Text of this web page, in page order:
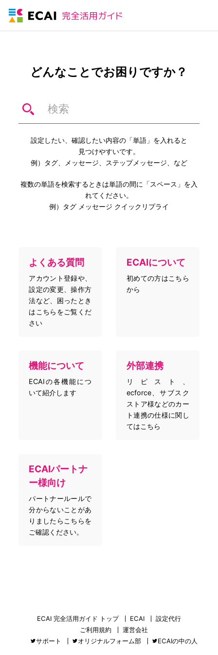
どんなことでお困りですか？
設定したい、確認したい内容の「単語」を入れると
見つけやすいです。
例）タグ、メッセージ、ステップメッセージ、など
複数の単語を検索するときは単語の間に「スペース」を入
れてください。
例）タグ メッセージ クイックリプライ
よくある質問
アカウント登録や、
設定の変更、操作方
法など、困ったとき
はこちらをご覧くだ
さい
ECAIについて
初めての方はこちら
から
機能について
ECAIの各機能につ
いて紹介します
外部連携
リピスト、
ecforce、サブスク
ストア様などのカー
ト連携の仕様に関し
てはこちら
ECAIパートナ
ー様向け
パートナールールで
分からないことがあ
りましたらこちらを
ご確認ください。
ECAI 完全活用ガイド トップ ECAI
設定代行
ご利用規約
運営会社
サポート
オリジナルフォーム部 ECAIの中の人